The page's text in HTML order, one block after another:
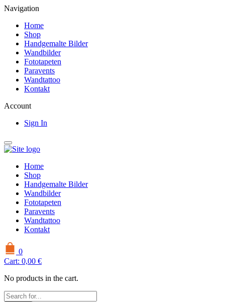
Navigation
Home
Shop
Handgemalte Bilder
Wandbilder
Fototapeten
Paravents
Wandtattoo
Kontakt
Account
Sign In
Home
Shop
Handgemalte Bilder
Wandbilder
Fototapeten
Paravents
Wandtattoo
Kontakt
0
Cart: 0,00 €
No products in the cart.